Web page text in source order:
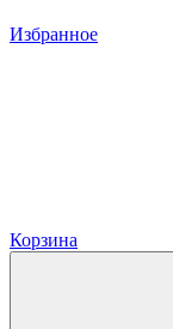
Избранное
Корзина